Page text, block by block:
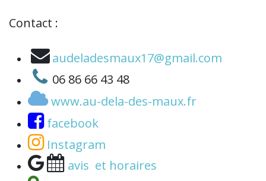
Contact :
audeladesmaux17@gmail.com
06 86 66 43 48
www.au-dela-des-maux.fr
facebook
Instagram
avis et horaires